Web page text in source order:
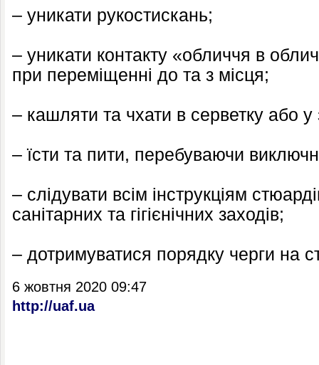
– уникати рукостискань;
– уникати контакту «обличчя в
при переміщенні до та з місця;
– кашляти та чхати в серветку або у
– їсти та пити, перебуваючи
– слідувати всім інструкціям
санітарних та гігієнічних заходів;
– дотримуватися порядку черги на
6 жовтня 2020 09:47
http://uaf.ua